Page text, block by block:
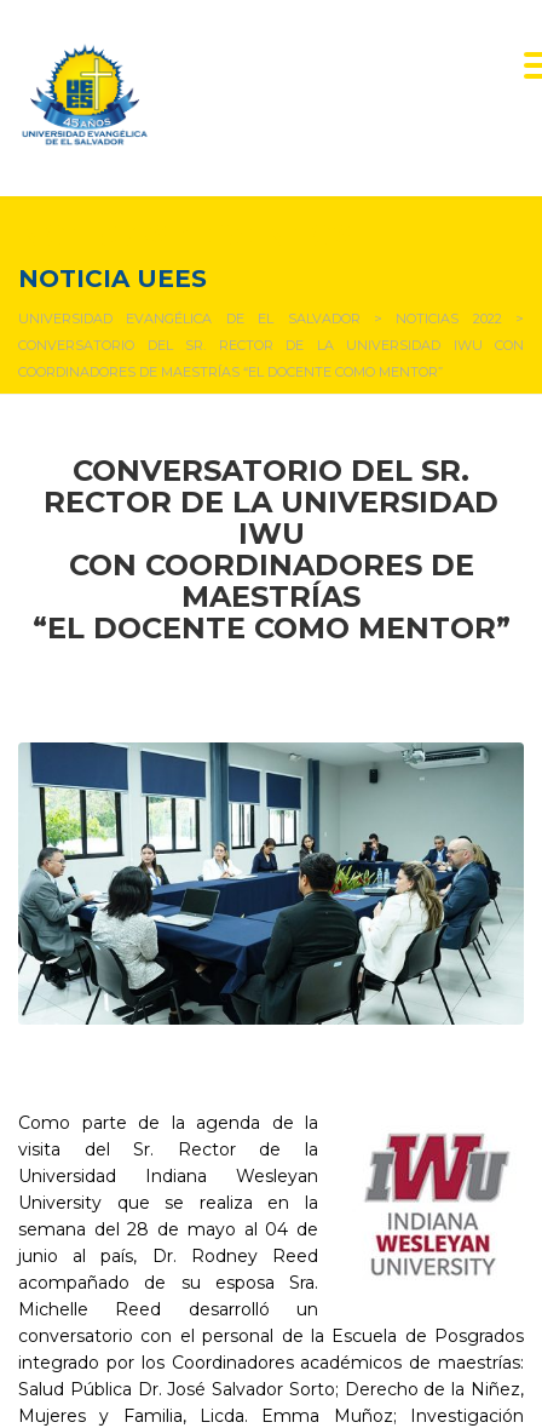
NOTICIA UEES
UNIVERSIDAD EVANGÉLICA DE EL SALVADOR > NOTICIAS 2022>
CONVERSATORIO DEL SR. RECTOR DE LA UNIVERSIDAD IWU CON
COORDINADORES DE MAESTRÍAS “EL DOCENTE COMO MENTOR”
CONVERSATORIO DEL SR.
RECTOR DE LA UNIVERSIDAD
IWU
CON COORDINADORES DE
MAESTRÍAS
“EL DOCENTE COMO MENTOR”
Como parte de la agenda de la
visita del Sr. Rector de la
Universidad Indiana Wesleyan
University que se realiza en la
semana del 28 de mayo al 04 de
junio al país, Dr. Rodney Reed
acompañado de su esposa Sra.
Michelle Reed desarrolló un
conversatorio con el personal de la Escuela de Posgrados
integrado por los Coordinadores académicos de maestrías:
Salud Pública Dr. José Salvador Sorto; Derecho de la Niñez,
Mujeres y Familia, Licda. Emma Muñoz; Investigación